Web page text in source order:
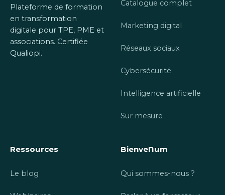
Plateforme de formation
en transformation
digitale pour TPE, PME et
associations. Certifiée
Qualiopi.
Catalogue complet
Marketing digital
Réseaux sociaux
Cybersécurité
Intelligence artificielle
Sur mesure
Ressources
Le blog
BienveNum
Qui sommes-nous ?